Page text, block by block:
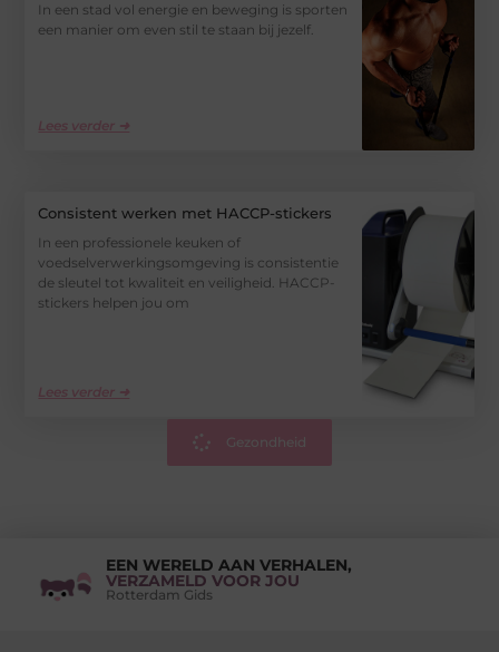
In een stad vol energie en beweging is sporten
een manier om even stil te staan bij jezelf.
Lees verder ➜
Consistent werken met HACCP-stickers
In een professionele keuken of
voedselverwerkingsomgeving is consistentie
de sleutel tot kwaliteit en veiligheid. HACCP-
stickers helpen jou om
Lees verder ➜
Gezondheid
EEN WERELD AAN VERHALEN,
VERZAMELD VOOR JOU
Rotterdam Gids